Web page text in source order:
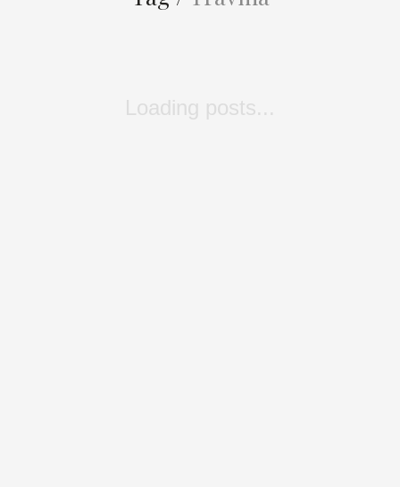
Loading posts...